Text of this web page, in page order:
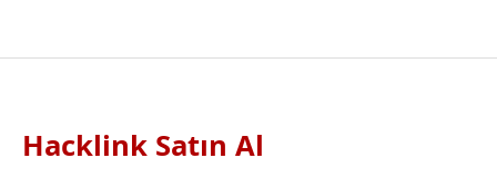
Hacklink Satın Al